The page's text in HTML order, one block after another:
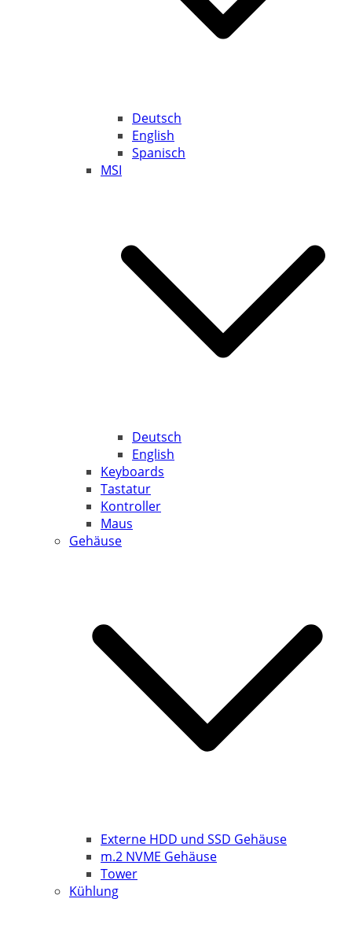
Deutsch
English
Spanisch
MSI
Deutsch
English
Keyboards
Tastatur
Kontroller
Maus
Gehäuse
Externe HDD und SSD Gehäuse
m.2 NVME Gehäuse
Tower
Kühlung